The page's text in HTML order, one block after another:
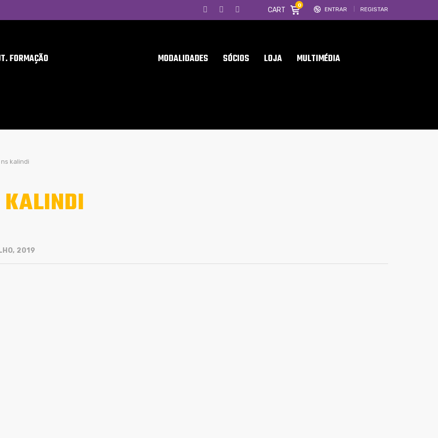
ENTRAR REGISTAR
CART
0
FORMAÇÃO MODALIDADES SÓCIOS LOJA MULTIMÉDIA
ns kalindi
KALINDI
2019